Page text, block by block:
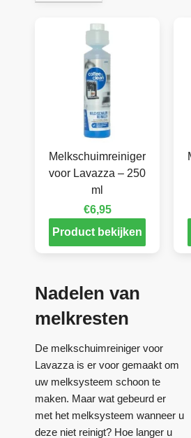
Melkschuimreiniger
voor Lavazza – 250
ml
€6,95
Product bekijken
Nadelen van
melkresten
De melkschuimreiniger voor
Lavazza is er voor gemaakt om
uw melksysteem schoon te
maken. Maar wat gebeurd er
met het melksysteem wanneer u
deze niet reinigt? Hoe langer u